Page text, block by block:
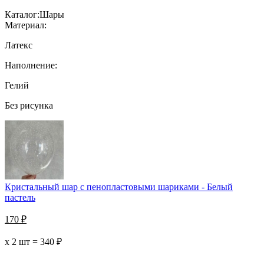
Каталог:Шары
Материал:
Латекс
Наполнение:
Гелий
Без рисунка
Кристальный шар с пенопластовыми шариками - Белый
пастель
170 ₽
х 2 шт = 340 ₽